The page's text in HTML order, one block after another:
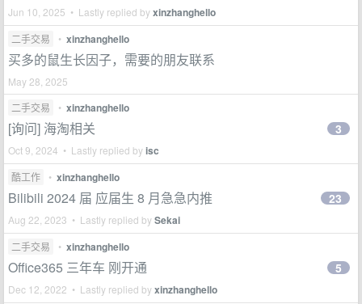
Jun 10, 2025 • Lastly replied byxinzhanghello
二手交易 • xinzhanghello
买多的鼠生长因子，需要的朋友联系
May 28, 2025
二手交易
• xinzhanghello
[询问] 海淘相关
Oct 9, 2024 • Lastly replied byisc
3
酷工作 • xinzhanghello
Bilibili 2024 届 应届生 8 月急急内推
Aug 22, 2023 • Lastly replied bySekai
23
二手交易 • xinzhanghello
Office365 三年车 刚开通
Dec 12, 2022 • Lastly replied byxinzhanghello
5